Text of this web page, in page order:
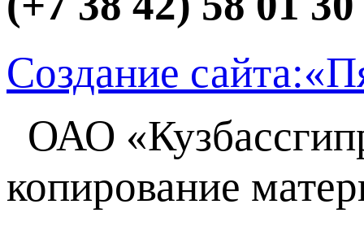
Создание сайта:
ОАО
копирование